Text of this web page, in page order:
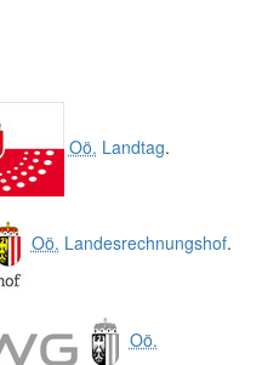
Oö. Landtag.
Oö. Landesrechnungshof.
Oö.